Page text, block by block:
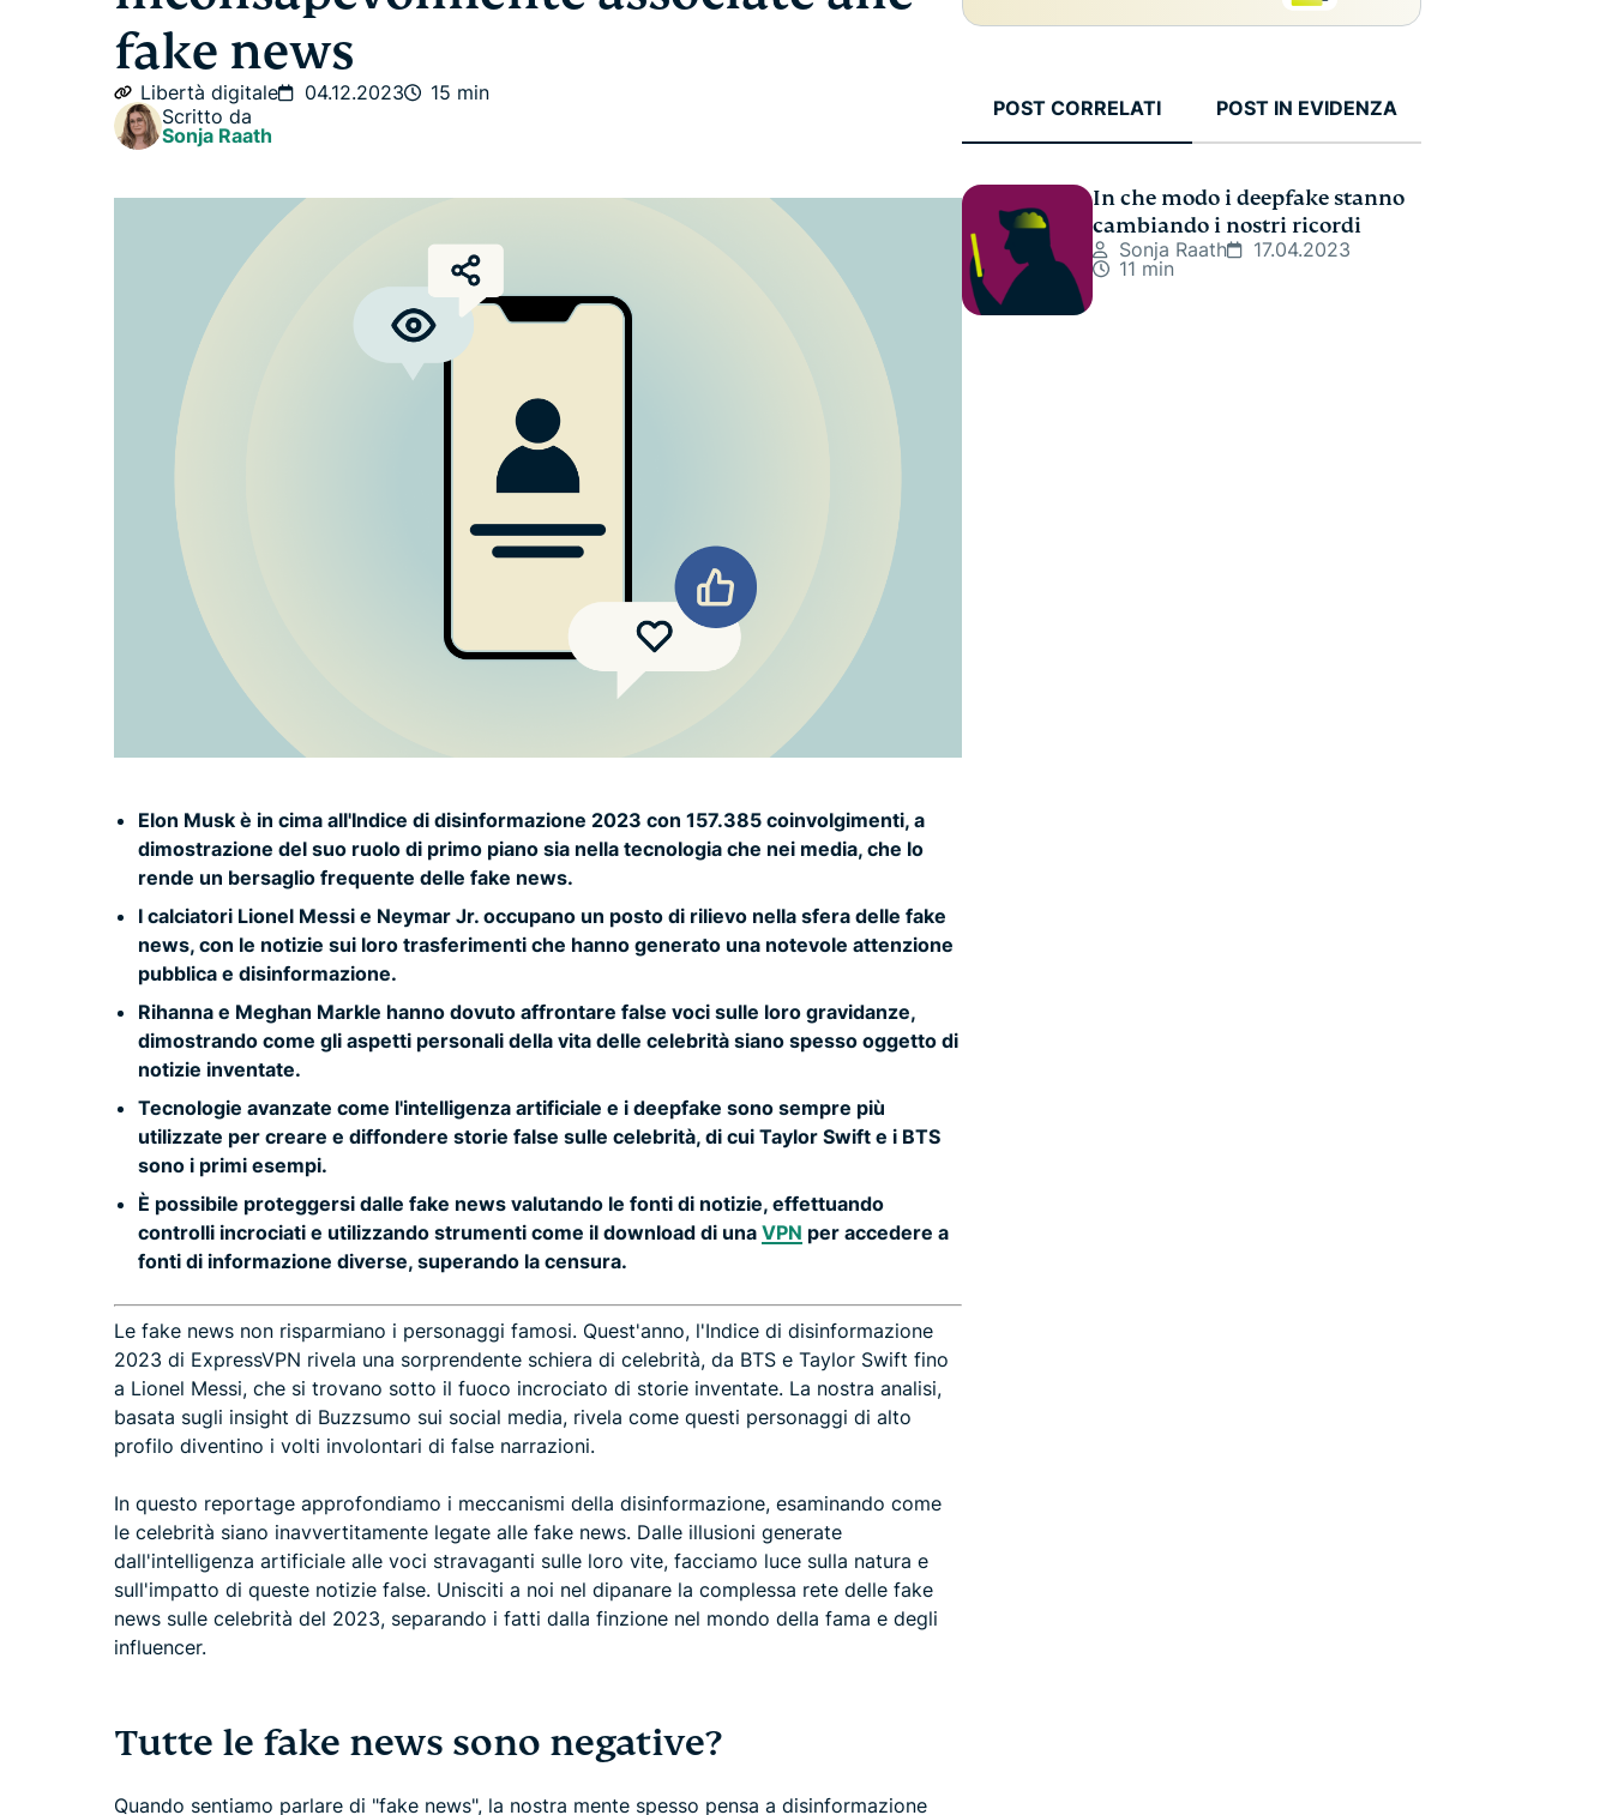
che mette al
strumenti per
fake news
Libertà digitale 04.12.2023
15 min
Scritto da
Sonja Raath
Elon Musk è in cima all'Indice di disinformazione 2023 con 157.385 coinvolgimenti, a
dimostrazione del suo ruolo di primo piano sia nella tecnologia che nei media, che lo
rende un bersaglio frequente delle fake news.
I calciatori Lionel Messi e Neymar Jr. occupano un posto di rilievo nella sfera delle fake
news, con le notizie sui loro trasferimenti che hanno generato una notevole attenzione
pubblica e disinformazione.
Rihanna e Meghan Markle hanno dovuto affrontare false voci sulle loro gravidanze,
dimostrando come gli aspetti personali della vita delle celebrità siano spesso oggetto di
notizie inventate.
Tecnologie avanzate come l'intelligenza artificiale e i deepfake sono sempre più
utilizzate per creare e diffondere storie false sulle celebrità, di cui Taylor Swift e i BTS
sono i primi esempi.
È possibile proteggersi dalle fake news valutando le fonti di notizie, effettuando
controlli incrociati e utilizzando strumenti come il download di una VPN per accedere a
fonti di informazione diverse, superando la censura.
Le fake news non risparmiano i personaggi famosi. Quest'anno, l'Indice di disinformazione
2023 di ExpressVPN rivela una sorprendente schiera di celebrità, da BTS e Taylor Swift fino
a Lionel Messi, che si trovano sotto il fuoco incrociato di storie inventate. La nostra analisi,
basata sugli insight di Buzzsumo sui social media, rivela come questi personaggi di alto
profilo diventino i volti involontari di false narrazioni.
In questo reportage approfondiamo i meccanismi della disinformazione, esaminando come
le celebrità siano inavvertitamente legate alle fake news. Dalle illusioni generate
dall'intelligenza artificiale alle voci stravaganti sulle loro vite, facciamo luce sulla natura e
sull'impatto di queste notizie false. Unisciti a noi nel dipanare la complessa rete delle fake
news sulle celebrità del 2023, separando i fatti dalla finzione nel mondo della fama e degli
influencer.
Tutte le fake news sono negative?
Quando sentiamo parlare di "fake news", la nostra mente spesso pensa a disinformazione
POST CORRELATI POST IN EVIDENZA
In che modo i deepfake stanno
cambiando i nostri ricordi
Sonja Raath
17.04.2023
11 min